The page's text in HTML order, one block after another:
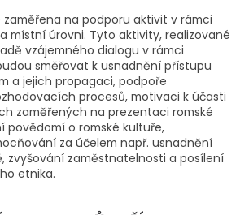
na podporu aktivit v rámci
místní úrovni. Tyto aktivity, realizované
vzájemného dialogu v rámci
směřovat k usnadnění přístupu
a jejich propagaci, podpoře
procesů, motivaci k účasti
zaměřených na prezentaci romské
povědomí o romské kultuře,
za účelem např. usnadnění
zvyšování zaměstnatelnosti a posílení
etnika.